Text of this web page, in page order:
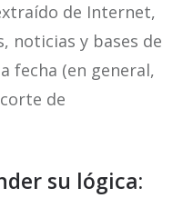
de Internet,
noticias y bases de
fecha (en general,
de
su lógica: